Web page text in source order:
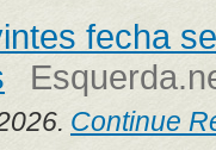
fecha
Continue